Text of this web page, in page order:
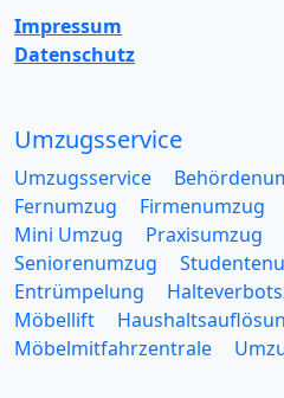
Impressum
Datenschutz
Umzugsservice
Umzugsservice
Fernumzug
Firmenumzug
Mini Umzug
Praxisumzug
Seniorenumzug
Entrümpelung
Möbellift
Möbelmitfahrzentrale